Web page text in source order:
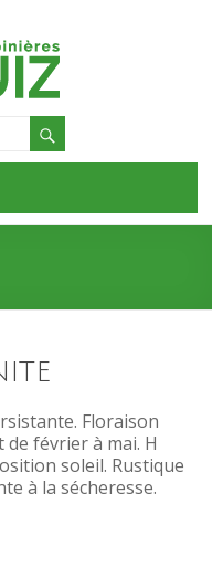
Floraison
de février à mai. H
soleil. Rustique
à la sécheresse.